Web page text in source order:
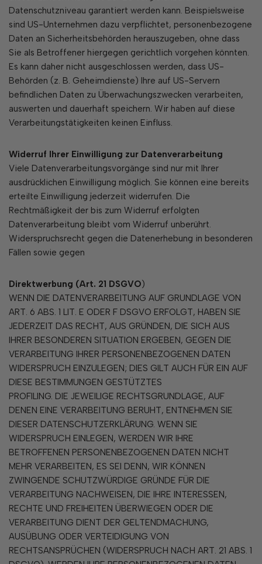
Datenschutzniveau garantiert werden kann. Beispielsweise
sind US-Unternehmen dazu verpflichtet, personenbezogene
Daten an Sicherheitsbehörden herauszugeben, ohne dass
Sie als Betroffener hiergegen gerichtlich vorgehen könnten.
Es kann daher nicht ausgeschlossen werden, dass US-
Behörden (z. B. Geheimdienste) Ihre auf US-Servern
befindlichen Daten zu Überwachungszwecken verarbeiten,
auswerten und dauerhaft speichern. Wir haben auf diese
Verarbeitungstätigkeiten keinen Einfluss.
Widerruf Ihrer Einwilligung zur Datenverarbeitung
Viele Datenverarbeitungsvorgänge sind nur mit Ihrer
ausdrücklichen Einwilligung möglich. Sie können eine bereits
erteilte Einwilligung jederzeit widerrufen. Die
Rechtmäßigkeit der bis zum Widerruf erfolgten
Datenverarbeitung bleibt vom Widerruf unberührt.
Widerspruchsrecht gegen die Datenerhebung in besonderen
Fällen sowie gegen
Direktwerbung (Art. 21 DSGVO)
WENN DIE DATENVERARBEITUNG AUF GRUNDLAGE VON
ART. 6 ABS. 1 LIT. E ODER F DSGVO ERFOLGT, HABEN SIE
JEDERZEIT DAS RECHT, AUS GRÜNDEN, DIE SICH AUS
IHRER BESONDEREN SITUATION ERGEBEN, GEGEN DIE
VERARBEITUNG IHRER PERSONENBEZOGENEN DATEN
WIDERSPRUCH EINZULEGEN; DIES GILT AUCH FÜR EIN AUF
DIESE BESTIMMUNGEN GESTÜTZTES
PROFILING. DIE JEWEILIGE RECHTSGRUNDLAGE, AUF
DENEN EINE VERARBEITUNG BERUHT, ENTNEHMEN SIE
DIESER DATENSCHUTZERKLÄRUNG. WENN SIE
WIDERSPRUCH EINLEGEN, WERDEN WIR IHRE
BETROFFENEN PERSONENBEZOGENEN DATEN NICHT
MEHR VERARBEITEN, ES SEI DENN, WIR KÖNNEN
ZWINGENDE SCHUTZWÜRDIGE GRÜNDE FÜR DIE
VERARBEITUNG NACHWEISEN, DIE IHRE INTERESSEN,
RECHTE UND FREIHEITEN ÜBERWIEGEN ODER DIE
VERARBEITUNG DIENT DER GELTENDMACHUNG,
AUSÜBUNG ODER VERTEIDIGUNG VON
RECHTSANSPRÜCHEN (WIDERSPRUCH NACH ART. 21 ABS. 1